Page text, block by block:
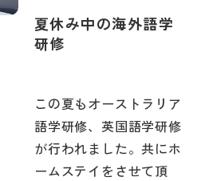
夏休み中の海外語学
研修
この夏もオーストラリア
語学研修、英国語学研修
が行われました。共にホ
ームステイをさせて頂